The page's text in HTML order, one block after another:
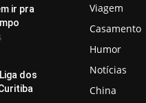
ir pra
dos
Viagem
Casamento
Humor
Notícias
China